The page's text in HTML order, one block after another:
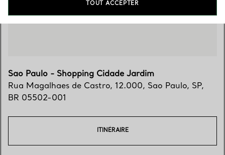
Sao Paulo - Shopping Cidade Jardim
Rua Magalhaes de Castro, 12.000, Sao Paulo, SP,
BR 05502-001
ITINÉRAIRE
TOUT ACCEPTER